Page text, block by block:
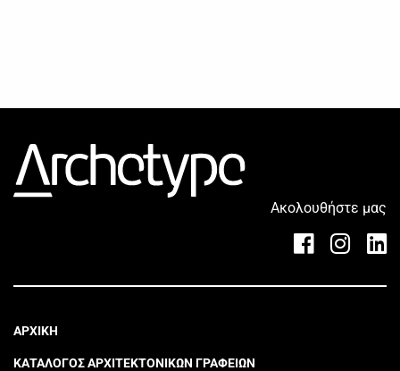
Ακολουθήστε μας
ΑΡΧΙΚΗ
ΚΑΤΑΛΟΓΟΣ ΑΡΧΙΤΕΚΤΟΝΙΚΩΝ ΓΡΑΦΕΙΩΝ